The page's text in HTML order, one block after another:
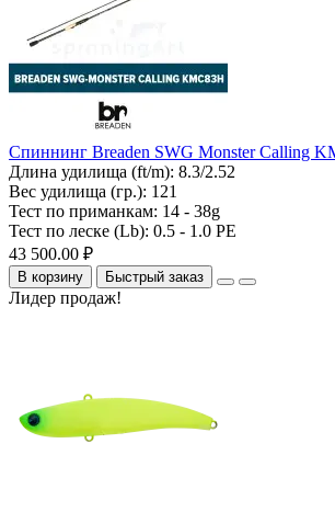
Спиннинг Breaden SWG Monster Calling
Длина удилища (ft/m): 8.3/2.52
Вес удилища (гр.): 121
Тест по приманкам: 14 - 38g
Тест по леске (Lb): 0.5 - 1.0 PE
43 500.00 ₽
В корзину Быстрый заказ
Лидер продаж!